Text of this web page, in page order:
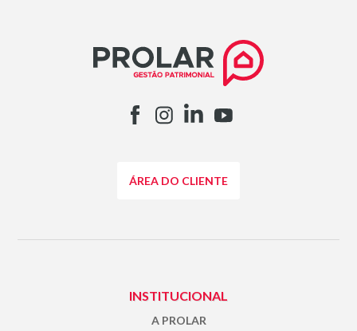
ÁREA DO CLIENTE
INSTITUCIONAL
A PROLAR